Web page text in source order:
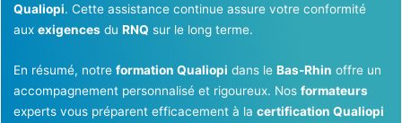
Qualiopi. Cette assistance continue assure votre conformité
aux exigencesdu RNQ sur le long terme.
En résumé, notre formation Qualiopi dans le Bas-Rhin offre un
accompagnement personnalisé et rigoureux. Nos formateurs
experts vous préparent efficacement à la certification Qualiopi